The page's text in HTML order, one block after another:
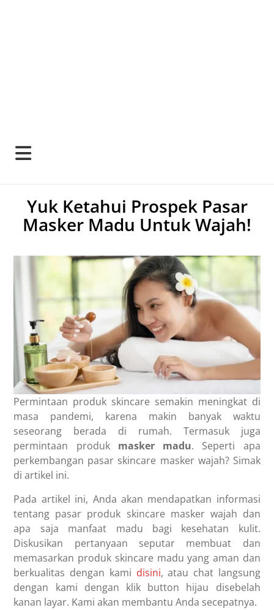
Yuk Ketahui Prospek Pasar
Masker Madu Untuk Wajah!
Permintaan produk skincare semakin meningkat di
masa pandemi, karena makin banyak waktu
seseorang berada di rumah. Termasuk juga
permintaan produk masker madu. Seperti apa
perkembangan pasar skincare masker wajah? Simak
di artikel ini.
Pada artikel ini, Anda akan mendapatkan informasi
tentang pasar produk skincare masker wajah dan
apa saja manfaat madu bagi kesehatan kulit.
Diskusikan pertanyaan seputar membuat dan
memasarkan produk skincare madu yang aman dan
berkualitas dengan kami disini, atau chat langsung
dengan kami dengan klik button hijau disebelah
kanan layar. Kami akan membantu Anda secepatnya.